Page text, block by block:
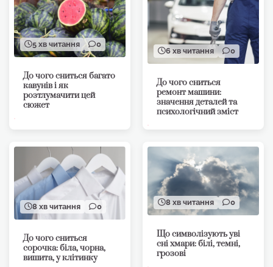
5 хв читання 0
До чого сниться багато
кавунів і як
розтлумачити цей
сюжет
6 хв читання 0
До чого сниться
ремонт машини:
значення деталей та
психологічний зміст
8 хв читання 0
До чого сниться
сорочка: біла, чорна,
вишита, у клітинку
8 хв читання 0
Що символізують уві
сні хмари: білі, темні,
грозові